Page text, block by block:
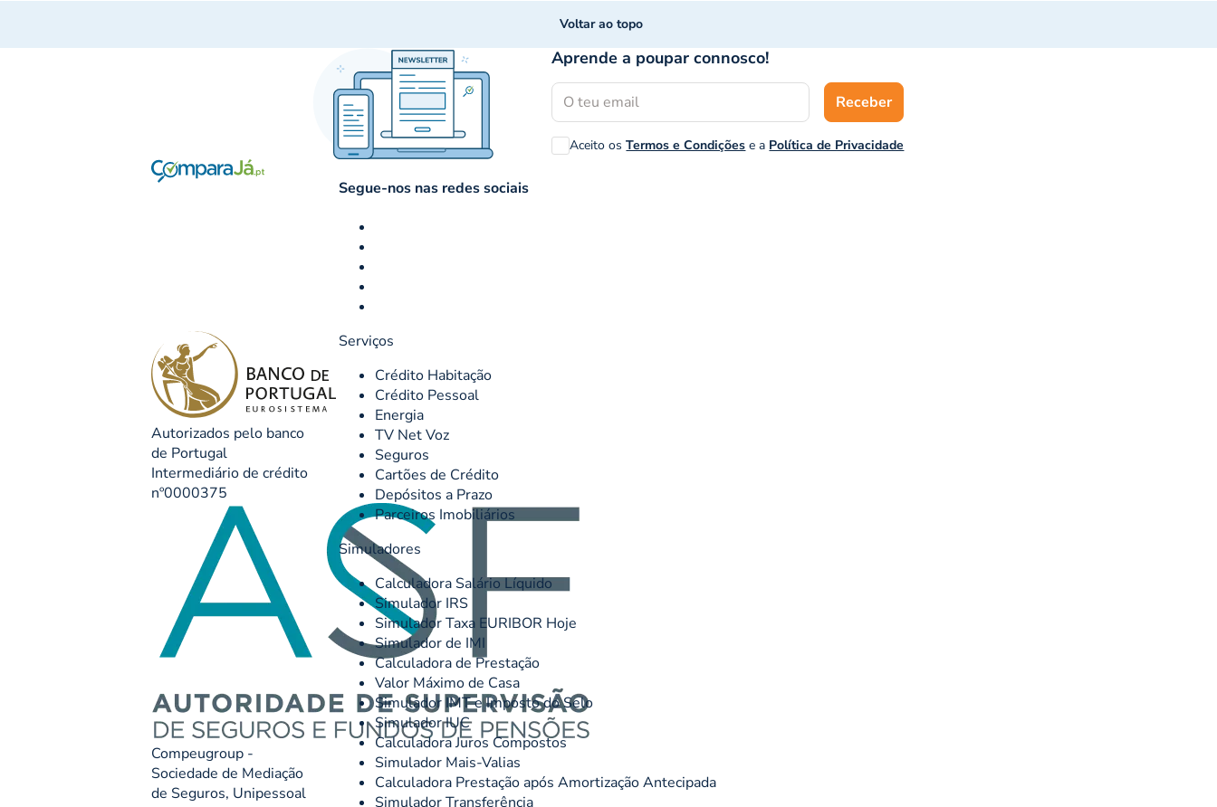
Voltar ao topo
Aprende a poupar connosco!
Aceito osTermos e Condições e a Política de Privacidade
Receber
Segue-nos nas redes sociais
Autorizados pelo banco
de Portugal
Intermediário de crédito
nº0000375
Compeugroup -
Sociedade de Mediação
de Seguros, Unipessoal
Serviços
Crédito Habitação
Crédito Pessoal
Energia
TV Net Voz
Seguros
Cartões de Crédito
Depósitos a Prazo
Parceiros Imobiliários
Simuladores
Calculadora Salário Líquido
Simulador IRS
Simulador Taxa EURIBOR Hoje
Simulador de IMI
Calculadora de Prestação
Valor Máximo de Casa
Simulador IMT e Imposto do Selo
Simulador IUC
Calculadora Juros Compostos
Simulador Mais-Valias
Calculadora Prestação após Amortização Antecipada
Simulador Transferência